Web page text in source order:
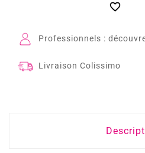

Professionnels :
Livraison Colissimo